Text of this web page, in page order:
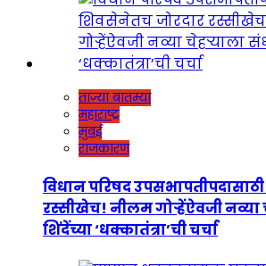
ताज्या बातम्या
महाराष्ट्र
मुंबई
राजकारण
विधान परिषद
रस्सीखेच! नीलम गोऱ्हेंऐवजी नव्या
शिंदेंच्या ‘धक्कातंत्रा’ची चर्चा